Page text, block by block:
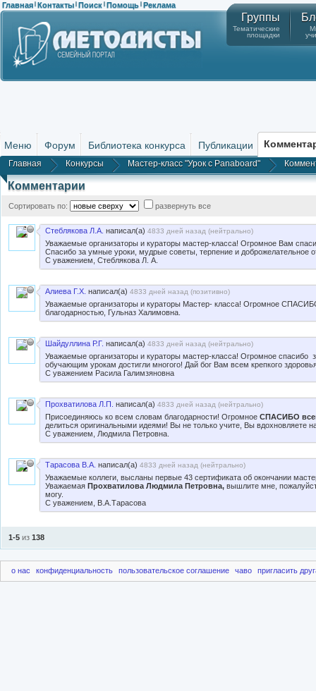
Главная | Контакты | Поиск | Помощь | Реклама
Группы
Тематические
площадки
Меню Форум Библиотека конкурса Публикации
Главная Конкурсы Мастер-класс "Урок с Panaboard"
Комментарии
Сортировать по: развернуть все
Стеблякова Л.А. написал(а) 4833 дней назад (нейтрально)
Уважаемые организаторы и кураторы мастер-класса! Огромное Вам
Спасибо за умные уроки, мудрые советы, терпение и доброжелательное
С уважением, Стеблякова Л. А.
Алиева Г.Х. написал(а) 4833 дней назад (позитивно)
Уважаемые организаторы и кураторы Мастер- класса! Огромное
благодарностью, Гульназ Халимовна.
Шайдуллина Р.Г. написал(а) 4833 дней назад (нейтрально)
Уважаемые организаторы и кураторы мастер-класса! Огромное
обучающим урокам достигли многого! Дай бог Вам всем крепкого
С уважением Расила Галимзяновна
Прохватилова Л.П. написал(а) 4833 дней назад (нейтрально)
Присоединяюсь ко всем словам благодарности! Огромное СПАСИБО
делиться оригинальными идеями! Вы не только учите, Вы вдохновляете
С уважением, Людмила Петровна.
Тарасова В.А. написал(а) 4833 дней назад (нейтрально)
Уважаемые коллеги, высланы первые 43 сертификата об окончании
Уважаемая Прохватилова Людмила Петровна, вышлите мне,
могу.
С уважением, В.А.Тарасова
1-5 из 138
о нас конфиденциальность пользовательское соглашение чаво пригласить